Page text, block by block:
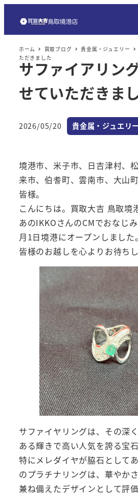
ホーム 買取ブログ 貴金属・ジュエリー
ただきました
サファイアリン
せていただきま
投稿日
2026/05/20 カテゴリー
貴金属・ジュエリー
境港市、米子市、日吉津村、
来市、伯耆町、雲南市、大山
皆様。
こんにちは。買取大吉 鳥取境
あのIKKOさんのCMでおなじ
月1日境港にオープンしました。
皆様のお越しを心よりお待ちし
サファイヤリングは、その深
ある輝きで高い人気を誇る宝
特にメレダイヤが脇石として
のプラチナリングは、華やか
兼ね備えたデザインとして評